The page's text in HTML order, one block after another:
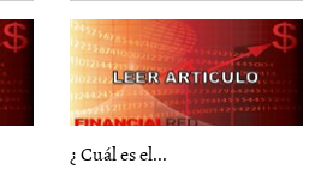
¿ Cuál es el...